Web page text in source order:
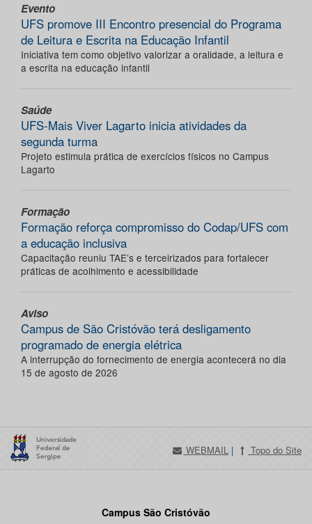
Evento
UFS promove III Encontro presencial do Programa
de Leitura e Escrita na Educação Infantil
Iniciativa tem como objetivo valorizar a oralidade, a leitura e
a escrita na educação infantil
Saúde
UFS-Mais Viver Lagarto inicia atividades da
segunda turma
Projeto estimula prática de exercícios físicos no Campus
Lagarto
Formação
Formação reforça compromisso do Codap/UFS com
a educação inclusiva
Capacitação reuniu TAE’s e terceirizados para fortalecer
práticas de acolhimento e acessibilidade
Aviso
Campus de São Cristóvão terá desligamento
programado de energia elétrica
A interrupção do fornecimento de energia acontecerá no dia
15 de agosto de 2026
WEBMAIL | Topo do Site
Campus São Cristóvão